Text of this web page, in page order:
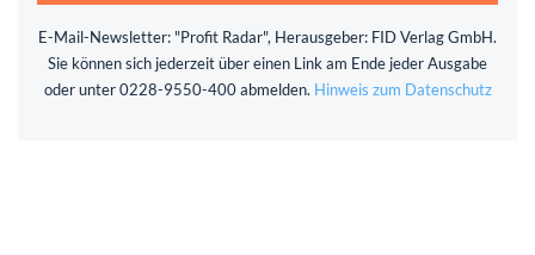
E-Mail-Newsletter: "Profit Radar", Herausgeber: FID Verlag GmbH.
Sie können sich jederzeit über einen Link am Ende jeder Ausgabe
oder unter 0228-9550-400 abmelden. Hinweis zum Datenschutz